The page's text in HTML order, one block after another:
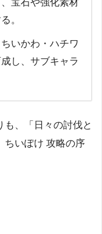
宝石や強化素材
。
いかわ・ハチワ
し、サブキャラ
も、「日々の討伐と
ちいぽけ 攻略の序